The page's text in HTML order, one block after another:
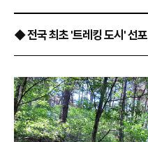
◆ 전국 최초 '트레킹 도시' 선포